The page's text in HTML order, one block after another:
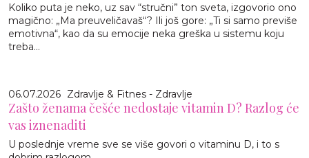
Koliko puta je neko, uz sav “stručni” ton sveta, izgovorio ono
magično: „Ma preuveličavaš“? Ili još gore: „Ti si samo previše
emotivna“, kao da su emocije neka greška u sistemu koju
treba...
06.07.2026 Zdravlje & Fitnes - Zdravlje
Zašto ženama češće nedostaje vitamin D? Razlog će
vas iznenaditi
U poslednje vreme sve se više govori o vitaminu D, i to s